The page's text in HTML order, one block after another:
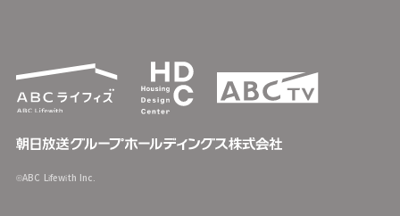
©ABC Lifewith Inc.